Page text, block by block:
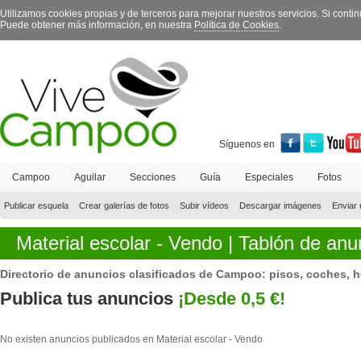
Utilizamos cookies propias y de terceros para mejorar nuestros servicios. Si
Puede obtener más información, en nuestra Política de Cookies.
Síguenos en
Campoo Aguilar Secciones Guía Especiales Fotos
Publicar esquela Crear galerías de fotos Subir vídeos Descargar imágenes Enviar
Contacto
Material escolar - Vendo | Tablón de
Directorio de anuncios clasificados de Campoo: pisos, coches,
Publica tus anuncios ¡Desde 0,5 €!
No existen anuncios publicados en Material escolar - Vendo